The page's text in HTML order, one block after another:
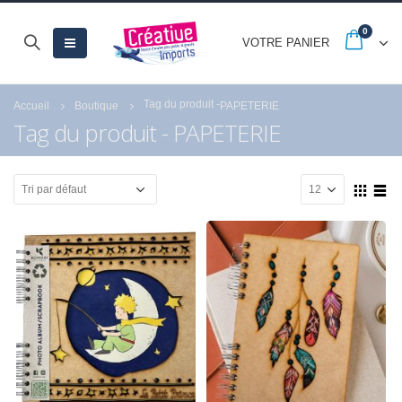
VOTRE PANIER
0
Accueil Boutique Tag du produit -PAPETERIE
Tag du produit - PAPETERIE
CARTONIC® -
Modèle Chien
CARTONIC® -
Modèle Chien